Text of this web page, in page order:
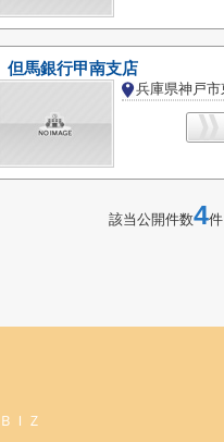
但馬銀行甲南支店
該当公開件数4件
ＩＺ